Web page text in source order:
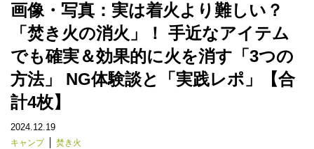
画像・写真：実は着火より難しい？
「焚き火の消火」！ 手近なアイテム
でも確実＆効果的に火を消す「3つの
方法」 NG体験談と「実践レポ」【合
計4枚】
2024.12.19
キャンプ 焚き火